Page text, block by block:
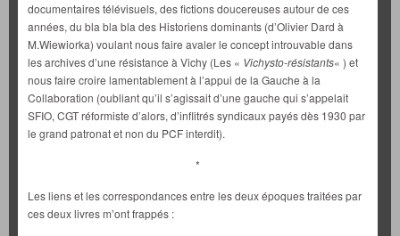
documentaires télévisuels, des fictions doucereuses autour de ces
années, du bla bla bla des Historiens dominants (d’Olivier Dard à
M.Wiewiorka) voulant nous faire avaler le concept introuvable dans
les archives d’une résistance à Vichy (Les « Vichysto-résistants« ) et
nous faire croire lamentablement à l’appui de la Gauche à la
Collaboration (oubliant qu’il s’agissait d’une gauche qui s’appelait
SFIO, CGT réformiste d’alors, d’inflitrés syndicaux payés dès 1930 par
le grand patronat et non du PCF interdit).
*
Les liens et les correspondances entre les deux époques traitées par
ces deux livres m’ont frappés :